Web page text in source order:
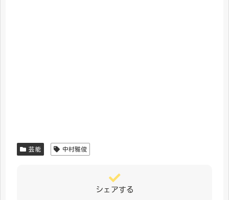
芸能 中村雅俊
シェアする